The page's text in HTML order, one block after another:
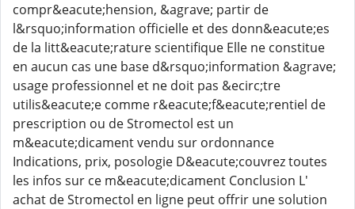
compr&eacute;hension, &agrave; partir de
l&rsquo;information officielle et des donn&eacute;es
de la litt&eacute;rature scientifique Elle ne constitue
en aucun cas une base d&rsquo;information &agrave;
usage professionnel et ne doit pas &ecirc;tre
utilis&eacute;e comme r&eacute;f&eacute;rentiel de
prescription ou de Stromectol est un
m&eacute;dicament vendu sur ordonnance
Indications, prix, posologie D&eacute;couvrez toutes
les infos sur ce m&eacute;dicament Conclusion L'
achat de Stromectol en ligne peut offrir une solution